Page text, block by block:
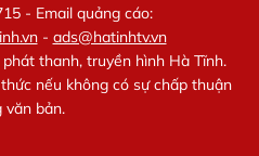
- Email quảng cáo:
- ads@hatinhtv.vn
thanh, truyền hình Hà Tĩnh.
nếu không có sự chấp thuận
văn bản.